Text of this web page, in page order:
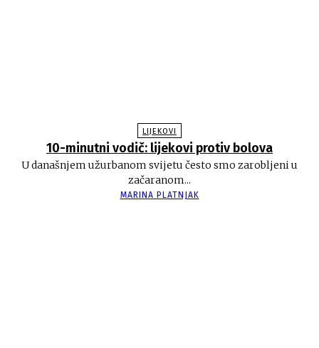
LIJEKOVI
10-minutni vodič: lijekovi protiv bolova
U današnjem užurbanom svijetu često smo zarobljeni u
začaranom...
MARINA PLATNJAK